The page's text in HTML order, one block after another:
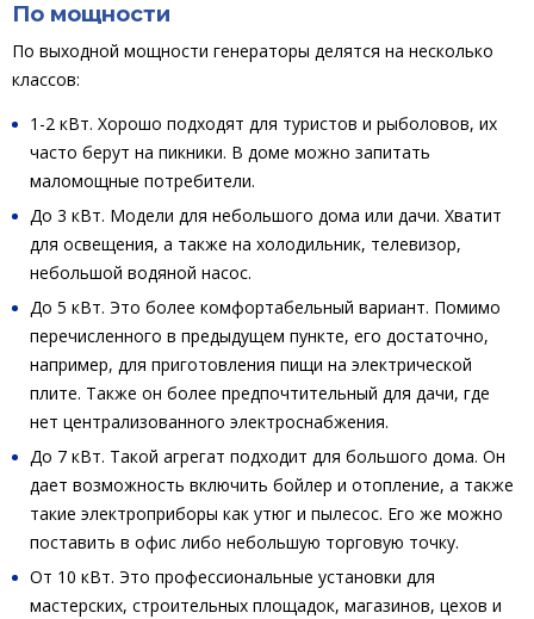
По мощности
По выходной мощности генераторы делятся на несколько
классов:
1-2 кВт. Хорошо подходят для туристов и рыболовов, их
часто берут на пикники. В доме можно запитать
маломощные потребители.
До 3 кВт. Модели для небольшого дома или дачи. Хватит
для освещения, а также на холодильник, телевизор,
небольшой водяной насос.
До 5 кВт. Это более комфортабельный вариант. Помимо
перечисленного в предыдущем пункте, его достаточно,
например, для приготовления пищи на электрической
плите. Также он более предпочтительный для дачи, где
нет централизованного электроснабжения.
До 7 кВт. Такой агрегат подходит для большого дома. Он
дает возможность включить бойлер и отопление, а также
такие электроприборы как утюг и пылесос. Его же можно
поставить в офис либо небольшую торговую точку.
От 10 кВт. Это профессиональные установки для
мастерских, строительных площадок, магазинов, цехов и